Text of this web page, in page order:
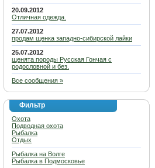
20.09.2012
Отличная одежда.
27.07.2012
продам щенка западно-сибирской лайки
25.07.2012
щенята породы Русская Гончая с
родословной и без.
Все сообщения »
Фильтр
Охота
Подводная охота
Рыбалка
Отдых
Рыбалка на Волге
Рыбалка в Подмосковье